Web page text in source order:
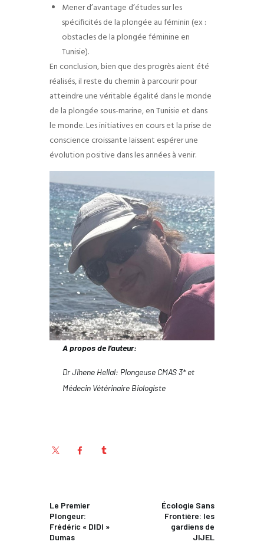
Mener d’avantage d’études sur les
spécificités de la plongée au féminin (ex :
obstacles de la plongée féminine en
Tunisie).
En conclusion, bien que des progrès aient été
réalisés, il reste du chemin à parcourir pour
atteindre une véritable égalité dans le monde
de la plongée sous-marine, en Tunisie et dans
le monde. Les initiatives en cours et la prise de
conscience croissante laissent espérer une
évolution positive dans les années à venir.
A propos de l’auteur:
Dr Jihene Hellal: Plongeuse CMAS 3* et
Médecin Vétérinaire Biologiste
Le Premier
Plongeur:
Frédéric « DIDI »
Dumas
Écologie Sans
Frontière: les
gardiens de
JIJEL